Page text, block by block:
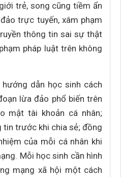
trẻ, song cũng tiềm ẩn
trực tuyến, xâm phạm
thông tin sai sự thật
pháp luật trên không
dẫn học sinh cách
lừa đảo phổ biến trên
mật tài khoản cá nhân;
trước khi chia sẻ; đồng
của mỗi cá nhân khi
Mỗi học sinh cần hình
mạng xã hội một cách